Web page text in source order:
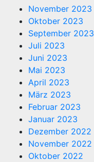
November 2023
Oktober 2023
September 2023
Juli 2023
Juni 2023
Mai 2023
April 2023
März 2023
Februar 2023
Januar 2023
Dezember 2022
November 2022
Oktober 2022